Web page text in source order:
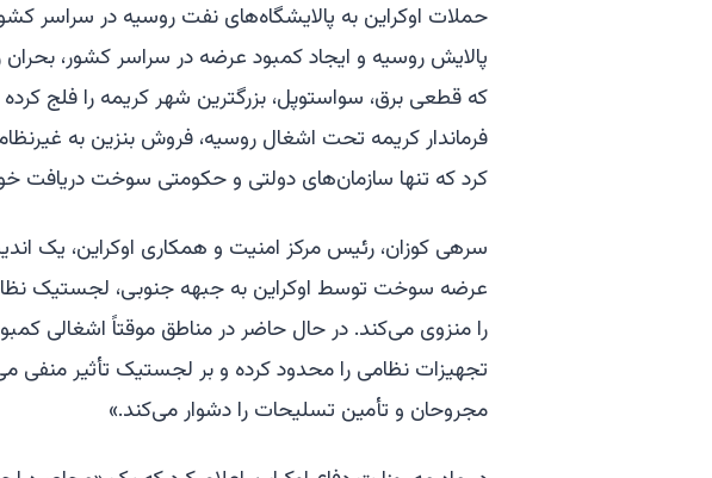
حملات اوکراین به پالایشگاه‌های نفت روسیه در سراسر
پالایش روسیه و ایجاد کمبود عرضه در سراسر کشور،
فرماندار کریمه تحت اشغال روسیه، فروش بنزین به
کرد که تنها سازمان‌های دولتی و حکومتی سوخت دریافت
سرهی کوزان، رئیس مرکز امنیت و همکاری اوکراین، یک
عرضه سوخت توسط اوکراین به جبهه جنوبی، لجستیک
را منزوی می‌کند. در حال حاضر در مناطق موقتاً اشغالی
تجهیزات نظامی را محدود کرده و بر لجستیک تأثیر منفی
مجروحان و تأمین تسلیحات را دشوار می‌کند.»